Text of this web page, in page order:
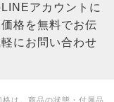
アカウントに
格を無料でお伝
にお問い合わせ
は、商品の状態・付属品